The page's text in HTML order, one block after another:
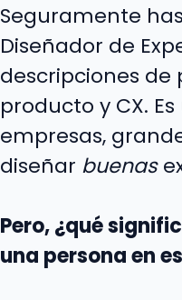
Seguramente
Diseñador de
descripciones de
producto y CX.
empresas,
diseñar buenas
Pero, ¿qué
una persona en